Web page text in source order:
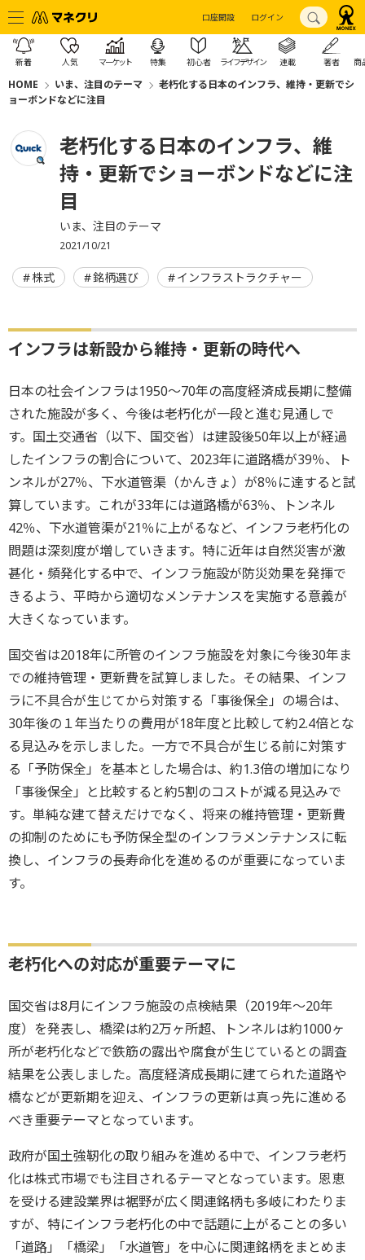
口座開設 ログイン
新着 人気 マーケット 特集 初心者 ライフデザイン 連載 著者 商
HOME いま、注目のテーマ
老朽化する日本のインフラ、維持・更新でシ
ョーボンドなどに注目
老朽化する日本のインフラ、維
持・更新でショーボンドなどに注
目
いま、注目のテーマ
2021/10/21
株式 銘柄選び インフラストラクチャー
インフラは新設から維持・更新の時代へ
日本の社会インフラは1950～70年の高度経済成長期に整備
された施設が多く、今後は老朽化が一段と進む見通しで
す。国土交通省（以下、国交省）は建設後50年以上が経過
したインフラの割合について、2023年に道路橋が39％、ト
ンネルが27％、下水道管渠（かんきょ）が8％に達すると試
算しています。これが33年には道路橋が63％、トンネル
42％、下水道管渠が21％に上がるなど、インフラ老朽化の
問題は深刻度が増していきます。特に近年は自然災害が激
甚化・頻発化する中で、インフラ施設が防災効果を発揮で
きるよう、平時から適切なメンテナンスを実施する意義が
大きくなっています。
国交省は2018年に所管のインフラ施設を対象に今後30年ま
での維持管理・更新費を試算しました。その結果、インフ
ラに不具合が生じてから対策する「事後保全」の場合は、
30年後の１年当たりの費用が18年度と比較して約2.4倍とな
る見込みを示しました。一方で不具合が生じる前に対策す
る「予防保全」を基本とした場合は、約1.3倍の増加になり
「事後保全」と比較すると約5割のコストが減る見込みで
す。単純な建て替えだけでなく、将来の維持管理・更新費
の抑制のためにも予防保全型のインフラメンテナンスに転
換し、インフラの長寿命化を進めるのが重要になっていま
す。
老朽化への対応が重要テーマに
国交省は8月にインフラ施設の点検結果（2019年～20年
度）を発表し、橋梁は約2万ヶ所超、トンネルは約1000ヶ
所が老朽化などで鉄筋の露出や腐食が生じているとの調査
結果を公表しました。高度経済成長期に建てられた道路や
橋などが更新期を迎え、インフラの更新は真っ先に進める
べき重要テーマとなっています。
政府が国土強靭化の取り組みを進める中で、インフラ老朽
化は株式市場でも注目されるテーマとなっています。恩恵
を受ける建設業界は裾野が広く関連銘柄も多岐にわたりま
すが、特にインフラ老朽化の中で話題に上がることの多い
「道路」「橋梁」「水道管」を中心に関連銘柄をまとめま